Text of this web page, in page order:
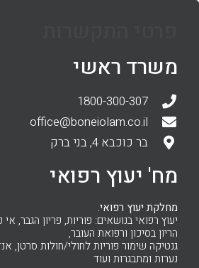
משרד ראשי
1800-300-307
office@boneiolam.co.il
בר כוכבא 4, בני ברק
מח' יעוץ רפואי
מחלקת יעוץ רפואי.
יעוץ רפואי בנושאים: פוריות, פריון הגבר, אי
הריון בסיכון ורפואת העובר,
גנטיקה שימור פוריות לחולי/חולות סרטן,
נערות ומתבגרות ועוד